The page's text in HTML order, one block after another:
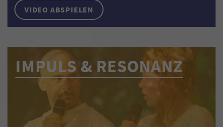
VIDEO ABSPIELEN
IMPULS & RESONANZ